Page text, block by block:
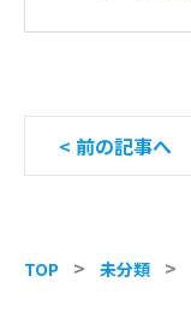
< 前の記事へ
TOP 未分類